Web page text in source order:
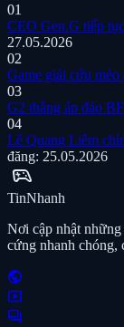
01
CEO Gen.G tiếp
27.05.2026
02
Game giải cứu mèo
03
G2 thắng áp đảo
04
Lê Quang Liêm
đăng: 25.05.2026
sports_esports
TinNhanh
Nơi cập nhật
cứng nhanh chóng,
public
smart_display
forum